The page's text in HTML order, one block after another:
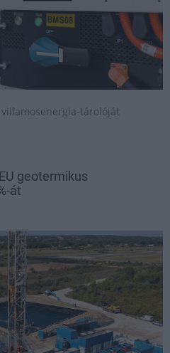
tárolóját
geotermikus
át